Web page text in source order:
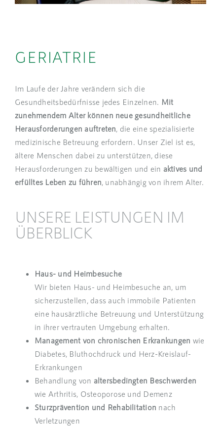
GERIATRIE
Im Laufe der Jahre verändern sich die
Gesundheitsbedürfnisse jedes Einzelnen. Mit
zunehmendem Alter können neue gesundheitliche
Herausforderungen auftreten, die eine spezialisierte
medizinische Betreuung erfordern. Unser Ziel ist es,
ältere Menschen dabei zu unterstützen, diese
Herausforderungen zu bewältigen und ein aktives und
erfülltes Leben zu führen, unabhängig von ihrem Alter.
UNSERE LEISTUNGEN IM
ÜBERBLICK
Haus- und Heimbesuche
Wir bieten Haus- und Heimbesuche an, um
sicherzustellen, dass auch immobile Patienten
eine hausärztliche Betreuung und Unterstützung
in ihrer vertrauten Umgebung erhalten.
Management von chronischen Erkrankungen wie
Diabetes, Bluthochdruck und Herz-Kreislauf-
Erkrankungen
Behandlung von altersbedingten Beschwerden
wie Arthritis, Osteoporose und Demenz
Sturzprävention und Rehabilitation nach
Verletzungen